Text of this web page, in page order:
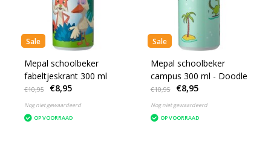
Sale
Mepal schoolbeker
fabeltjeskrant 300 ml
€10,95 €8,95
Nog niet gewaardeerd
OP VOORRAAD
Sale
Mepal schoolbeker
campus 300 ml - Doodle
€10,95 €8,95
Nog niet gewaardeerd
OP VOORRAAD